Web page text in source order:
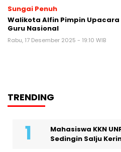
Sungai Penuh
Walikota Alfin Pimpin Upacara
Guru Nasional
Rabu, 17 Desember 2025 - 19:10 WIB
TRENDING
Mahasiswa KKN
Sedingin Salju